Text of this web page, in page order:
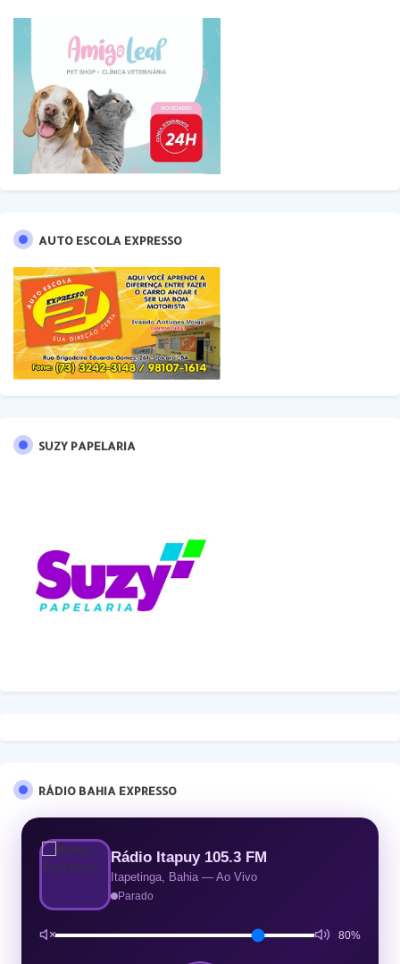
AUTO ESCOLA EXPRESSO
SUZY PAPELARIA
RÁDIO BAHIA EXPRESSO
Rádio Itapuy 105.3 FM
Itapetinga, Bahia — Ao Vivo
Parado
80%